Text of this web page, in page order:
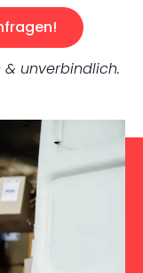
& unverbindlich.